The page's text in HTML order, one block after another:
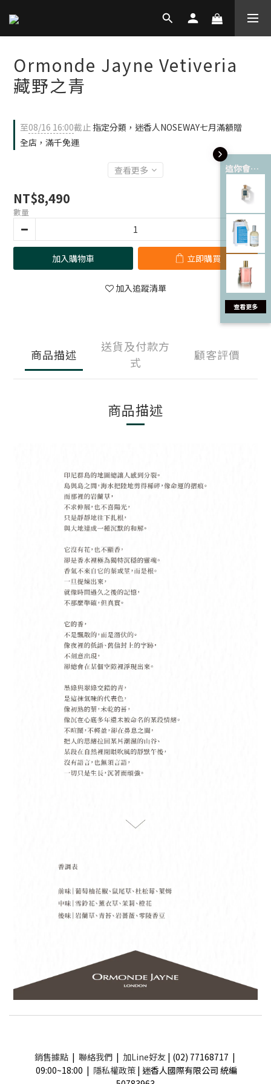
這你會愛 💘
Ormonde Jayne Vetiveria
藏野之青
至08/16 16:00截止 指定分類，迷香人NOSEWAY七月滿額贈
全店，滿千免運
查看更多
NT$8,490
數量
加入購物車 立即購買
加入追蹤清單
商品描述
送貨及付款方
式
顧客評價
商品描述
銷售據點| 聯絡我們| 加Line好友 | (02) 77168717 |
09:00~18:00 | 隱私權政策 | 迷香人國際有限公司 統編